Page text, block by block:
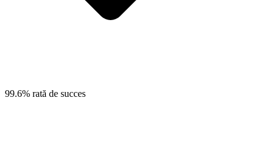
99.6% rată de succes